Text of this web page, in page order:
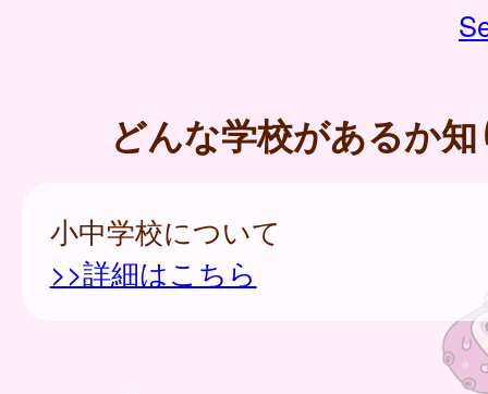
どんな学校があるか
小中学校について
>>詳細はこちら